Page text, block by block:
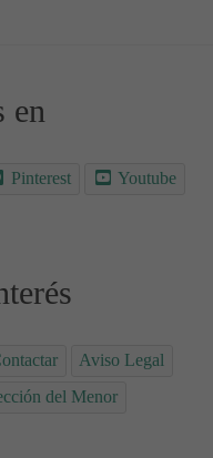
en
Pinterest Youtube
Aviso Legal
del Menor